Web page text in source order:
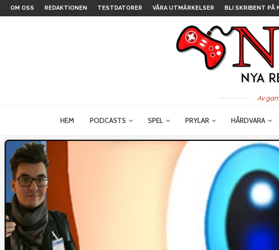
OM OSS REDAKTIONEN TESTDATORER VÅRA UTMÄRKELSER BLI SKRIBENT PÅ
Av
HEM PODCASTS SPEL PRYLAR HÅRDVARA